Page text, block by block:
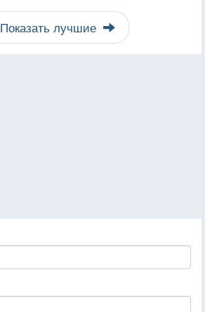
Показать лучшие